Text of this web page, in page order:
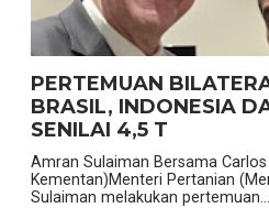
PERTEMUAN
BRASIL, INDONESIA
SENILAI 4,5 T
Amran Sulaiman Bersama
Kementan)Menteri Pertanian
Sulaiman melakukan pertemuan...